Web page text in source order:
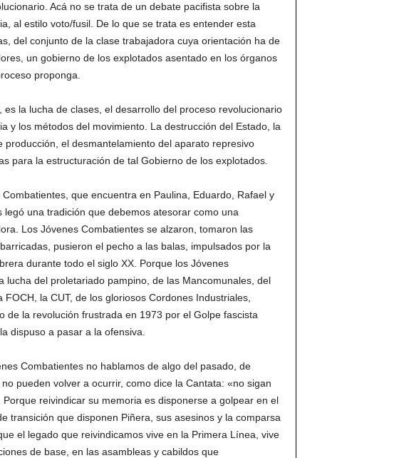
Acá no se trata de un debate pacifista sobre la
al estilo voto/fusil. De lo que se trata es entender esta
del conjunto de la clase trabajadora cuya orientación ha de
un gobierno de los explotados asentado en los órganos
proponga.
la lucha de clases, el desarrollo del proceso revolucionario
y los métodos del movimiento. La destrucción del Estado, la
producción, el desmantelamiento del aparato represivo
para la estructuración de tal Gobierno de los explotados.
que encuentra en Paulina, Eduardo, Rafael y
una tradición que debemos atesorar como una
Los Jóvenes Combatientes se alzaron, tomaron las
pusieron el pecho a las balas, impulsados por la
durante todo el siglo XX. Porque los Jóvenes
lucha del proletariado pampino, de las Mancomunales, del
la CUT, de los gloriosos Cordones Industriales,
de la revolución frustrada en 1973 por el Golpe fascista
dispuso a pasar a la ofensiva.
Combatientes no hablamos de algo del pasado, de
pueden volver a ocurrir, como dice la Cantata: «no sigan
reivindicar su memoria es disponerse a golpear en el
transición que disponen Piñera, sus asesinos y la comparsa
el legado que reivindicamos vive en la Primera Línea, vive
de base, en las asambleas y cabildos que